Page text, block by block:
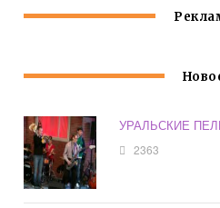
УРАЛЬСКИЕ
2363